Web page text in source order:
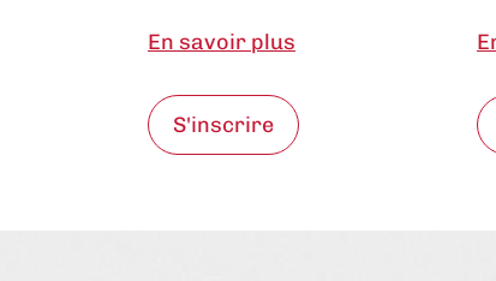
En savoir plus
S'inscrire